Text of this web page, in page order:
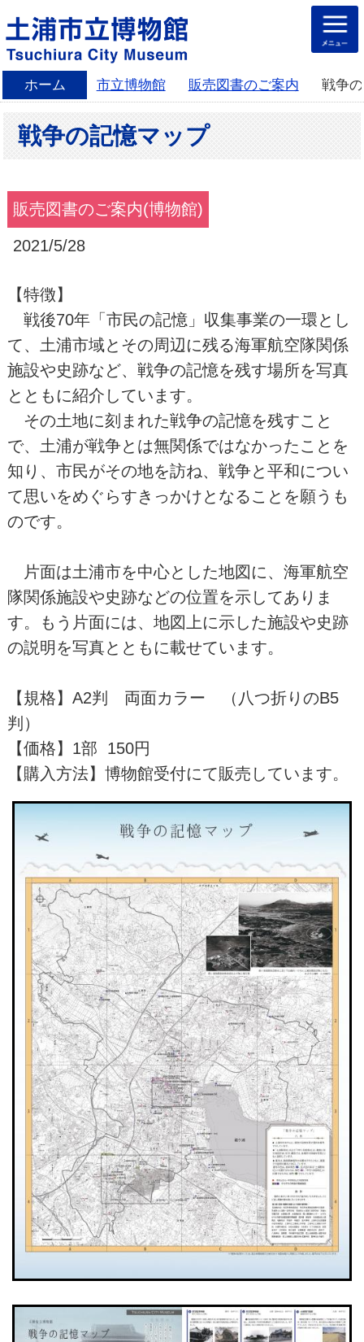
ホーム 市立博物館 販売図書のご案内 戦争
戦争の記憶マップ
販売図書のご案内(博物館)
2021/5/28
【特徴】
戦後70年「市民の記憶」収集事業の一環とし
て、土浦市域とその周辺に残る海軍航空隊関係
施設や史跡など、戦争の記憶を残す場所を写真
とともに紹介しています。
その土地に刻まれた戦争の記憶を残すこと
で、土浦が戦争とは無関係ではなかったことを
知り、市民がその地を訪ね、戦争と平和につい
て思いをめぐらすきっかけとなることを願うも
のです。
片面は土浦市を中心とした地図に、海軍航空
隊関係施設や史跡などの位置を示してありま
す。もう片面には、地図上に示した施設や史跡
の説明を写真とともに載せています。
【規格】A2判 両面カラー （八つ折りのB5
判）
【価格】1部 150円
【購入方法】博物館受付にて販売しています。